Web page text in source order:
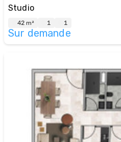
Studio
42 m² 1 1
Sur demande